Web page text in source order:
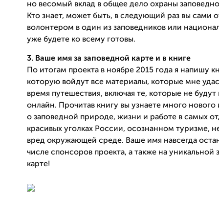
но весомый вклад в общее дело охраны
Кто знает, может быть, в следующий раз вы сами
волонтером в один из заповедников или
уже будете ко всему готовы.
3. Ваше имя за заповедной карте и в книге
По итогам проекта в ноябре 2015 года я напишу
которую войдут все материалы, которые мне
время путешествия, включая те, которые не будут
онлайн. Прочитав книгу вы узнаете много нового
о заповедной природе, жизни и работе в самых
красивых уголках России, осознанном туризме,
вред окружающей среде. Ваше имя навсегда
числе спонсоров проекта, а также на уникальной
карте!